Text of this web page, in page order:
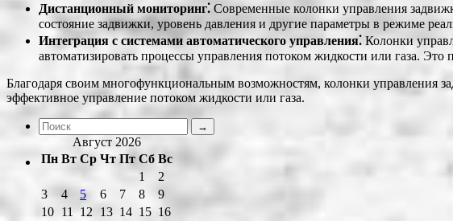
Дистанционный мониторинг⁚ Современные колонки управления
состояние задвижки, уровень давления и другие параметры в режиме
Интеграция с системами автоматического управления⁚ Колонки
автоматизировать процессы управления потоком жидкости или газа.
Благодаря своим многофункциональным возможностям, колонки управления
эффективное управление потоком жидкости или газа.
Август 2026
Пн Вт Ср Чт Пт Сб Вс
1
2
3
4 5 6 7 8
9
10 11 12 13 14 15 16